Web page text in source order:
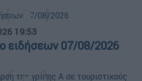
19:53
ειδήσεων 07/08/2026